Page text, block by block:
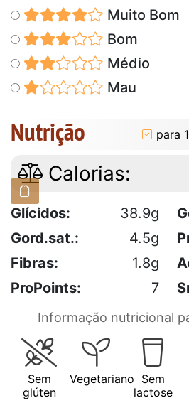
Muito Bom
Bom
Médio
Mau
Nutrição para
Calorias:
Glícidos: 38.9g
Gord.sat.:
4.5g
Fibras:
1.8g
ProPoints:
7
Informação nutricional
Sem
glúten
Vegetariano Sem
lactose